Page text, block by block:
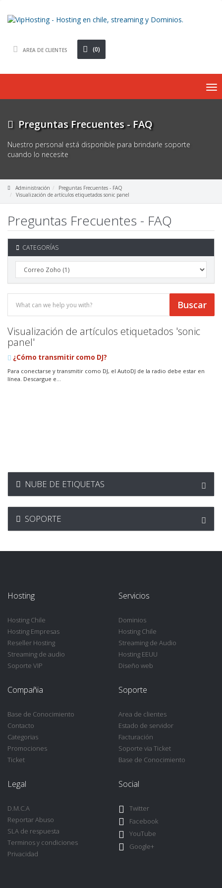
AREA DE CLIENTES (0)
Preguntas Frecuentes - FAQ
Nuestro personal está disponible para brindarle soporte
cuando lo necesite
Administración
Preguntas Frecuentes - FAQ
Visualización de artículos etiquetados sonic panel
Preguntas Frecuentes - FAQ
CATEGORÍAS
Visualización de artículos etiquetados 'sonic
panel'
¿Cómo transmitir como DJ?
Para conectarse y transmitir como DJ, el AutoDJ de la radio debe estar en
línea. Descargue e...
NUBE DE ETIQUETAS
SOPORTE
Hosting
Hosting Chile
Hosting Empresas
Reseller Hosting
Streaming de audio
Soporte VIP
Servicios
Dominios
Hosting Chile
Streaming de Audio
Hosting EEUU
Diseño web
Compañia
Base de Conocimiento
Contacto
Categorias
Promociones
Ticket
Soporte
Area de clientes
Estado de servidor
Facturación
Soporte via Ticket
Base de Conocimiento
Legal
D.M.C.A
Reportar Abuso
SLA de respuesta
Terminos y condiciones
Privacidad
Social
Twitter
Facebook
YouTube
Google+